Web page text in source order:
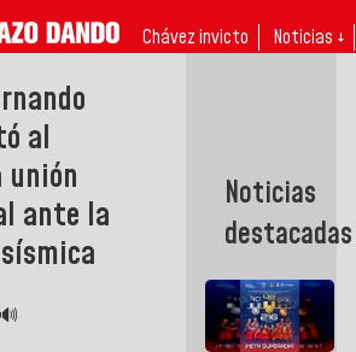
Chávez invicto Noticias ↓
al
unión
ante la
Noticias
destacadas